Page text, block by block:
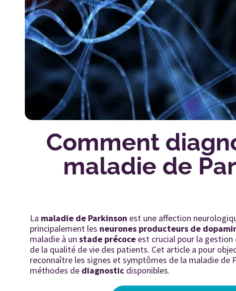
Comment
maladie de
La maladie de Parkinson est une affection
principalement les neurones producteurs de
maladie à un stade précoce est crucial pour la
de la qualité de vie des patients. Cet article a pour
reconnaître les signes et symptômes de la maladie de
méthodes de diagnostic disponibles.